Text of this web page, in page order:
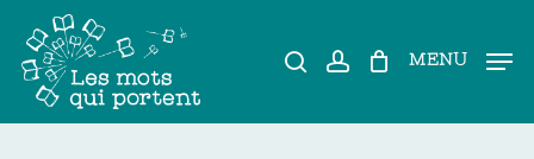
main
content
search accountMENU